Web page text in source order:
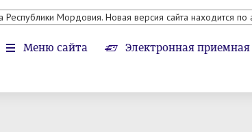
Мордовия. Новая версия сайта находится по
Меню сайта Электронная приемная